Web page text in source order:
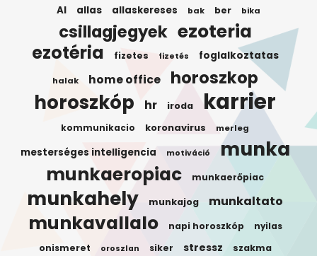
AI allas allaskereses bak ber bika
csillagjegyek ezoteria
ezotéria fizetes fizetés foglalkoztatas
halak home office horoszkop
horoszkóp hr iroda karrier
kommunikacio koronavirus merleg
mesterséges intelligencia motiváció munka
munkaeropiac munkaerőpiac
munkahely munkajog munkaltato
munkavallalo napi horoszkóp nyilas
onismeret oroszlan siker stressz szakma